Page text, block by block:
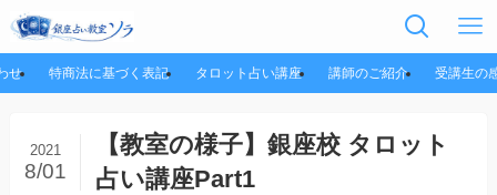
せ 特商法に基づく表記 タロット占い講座 講師のご紹介 受講生の
【教室の様子】銀座校 タロット
占い講座Part1
2021
8/01